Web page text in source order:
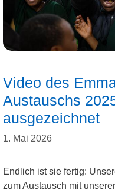
Video des
Austauschs
ausgezeichnet
1. Mai 2026
Endlich ist sie fertig:
zum Austausch mit